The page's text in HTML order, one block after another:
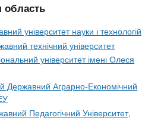
область
університет науки і технологій
технічний університет
університет імені Олеся
Державний Аграрно-Економічний
Педагогічний Університет,